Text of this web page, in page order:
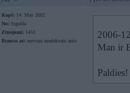
Kopš: 14. May 2002
No: Sigulda
Ziņojumi: 1451
Braucu ar: nervozu neadekvatu auto
2006-
Man ir
Paldies!